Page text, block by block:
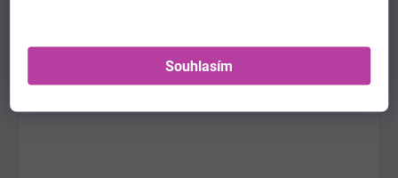
Souhlasím
Nalijte víčko do 5 litrů vody, během fáze oplachování
použijte ochranné rukavice. Není určeno k vnitřnímu použití.